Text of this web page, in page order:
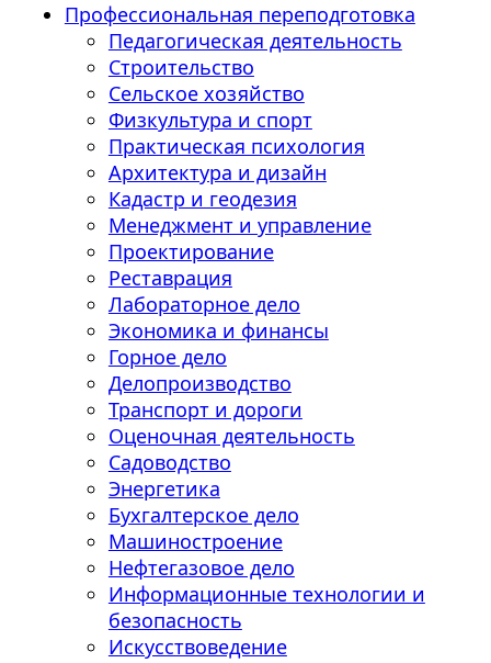
Профессиональная переподготовка
Педагогическая деятельность
Строительство
Сельское хозяйство
Физкультура и спорт
Практическая психология
Архитектура и дизайн
Кадастр и геодезия
Менеджмент и управление
Проектирование
Реставрация
Лабораторное дело
Экономика и финансы
Горное дело
Делопроизводство
Транспорт и дороги
Оценочная деятельность
Садоводство
Энергетика
Бухгалтерское дело
Машиностроение
Нефтегазовое дело
Информационные технологии и
безопасность
Искусствоведение